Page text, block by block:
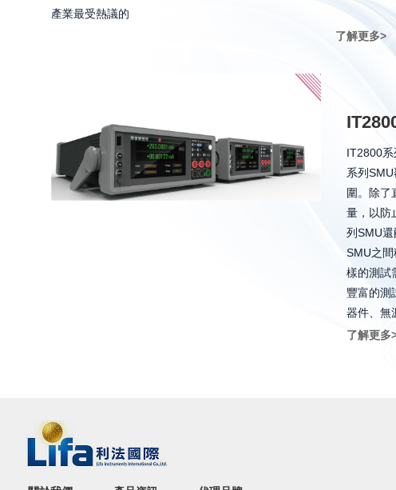
產業最受熱議的
了解更多>
IT2800
系列
圍。除了
量，以防
列SMU
SMU之
樣的測試
豐富的測
器件、無
了解更多